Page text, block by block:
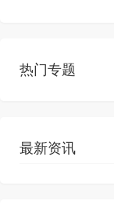
热门专题
最新资讯